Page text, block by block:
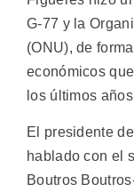
G-77 y la
(ONU), de
económicos
los últimos
El presidente
hablado con el
Boutros